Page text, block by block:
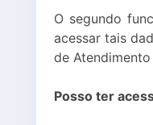
O segundo
acessar tais
de
Posso ter